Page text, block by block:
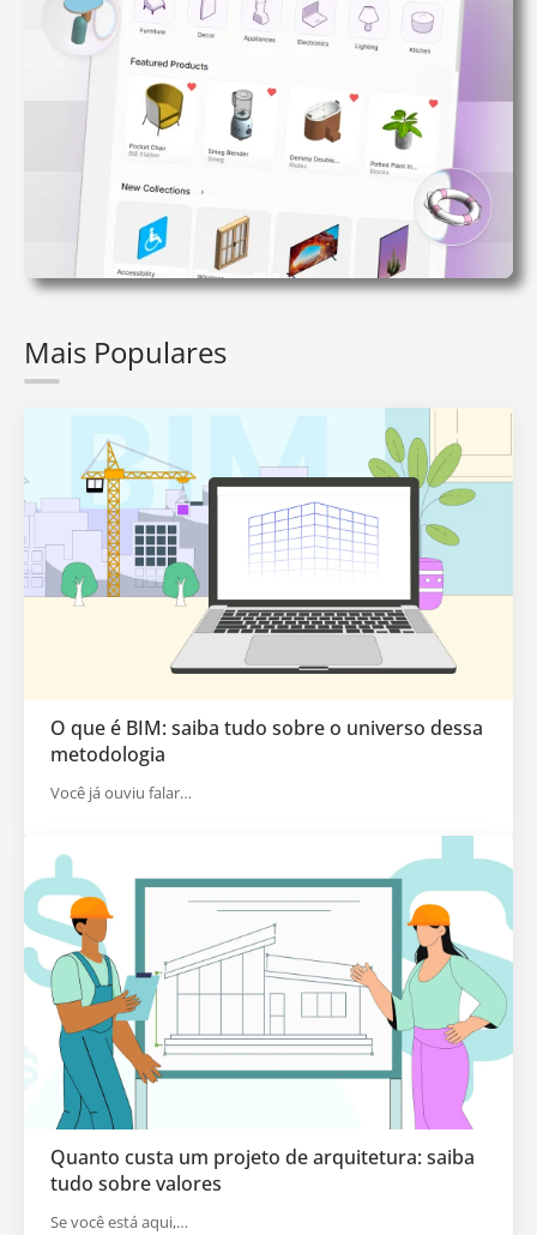
Mais Populares
O que é BIM: saiba tudo sobre o universo dessa
metodologia
Você já ouviu falar…
Quanto custa um projeto de arquitetura: saiba
tudo sobre valores
Se você está aqui,…